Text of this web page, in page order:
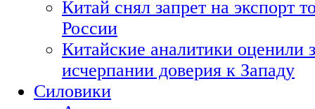
Китай снял запрет на экспорт
России
Китайские аналитики оценили
исчерпании доверия к Западу
Силовики